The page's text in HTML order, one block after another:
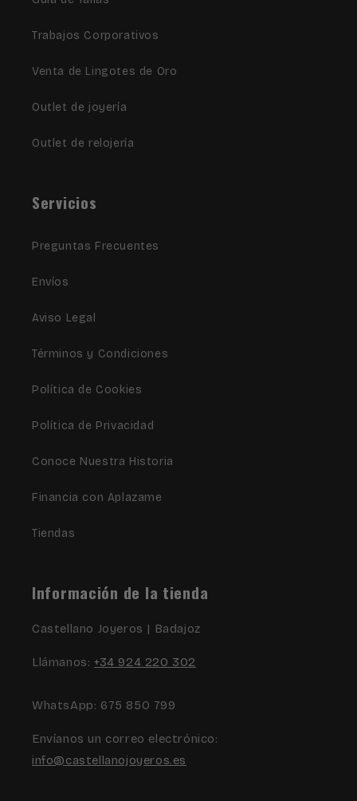
Trabajos Corporativos
Venta de Lingotes de Oro
Outlet de joyería
Outlet de relojería
Servicios
Preguntas Frecuentes
Envíos
Aviso Legal
Términos y Condiciones
Política de Cookies
Política de Privacidad
Conoce Nuestra Historia
Financia con Aplazame
Tiendas
Información de la tienda
Castellano Joyeros | Badajoz
Llámanos: +34 924 220 302
WhatsApp: 675 850 799
Envíanos un correo electrónico:
info@castellanojoyeros.es